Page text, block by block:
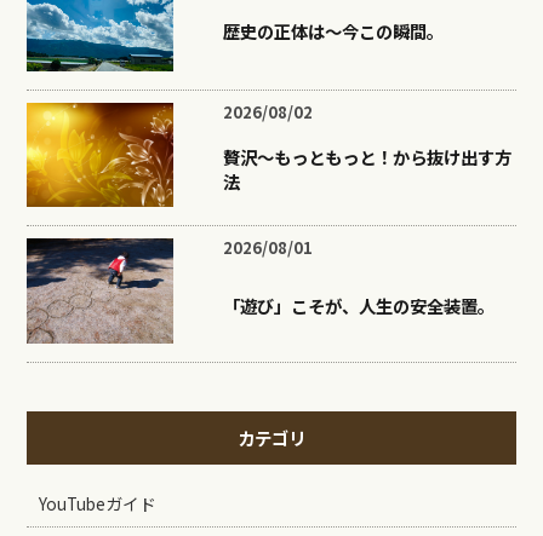
歴史の正体は〜今この瞬間。
2026/08/02
贅沢〜もっともっと！から抜け出す方
法
2026/08/01
「遊び」こそが、人生の安全装置。
カテゴリ
YouTubeガイド